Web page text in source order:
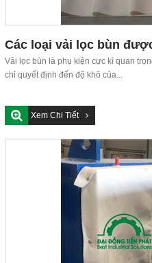
Các loại vải lọc bùn
rộng rãi hiện nay
Vải lọc bùn là phụ kiện cực kì quan
chỉ quyết định đến độ khô của...
Xem Chi Tiết